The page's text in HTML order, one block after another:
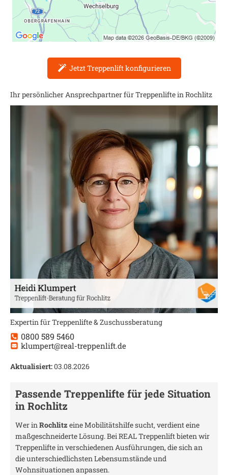
Jetzt Treppenlift konfigurieren
Ihr persönlicher Ansprechpartner für Treppenlifte inRochlitz
Expertin für Treppenlifte & Zuschussberatung
0800 589 5460
klumpert@real-treppenlift.de
Aktualisiert:03.08.2026
Passende Treppenlifte für jede Situation
inRochlitz
Wer inRochlitz eine Mobilitätshilfe sucht, verdient eine
maßgeschneiderte Lösung. Bei REAL Treppenlift bieten wir
Treppenlifte in verschiedenen Ausführungen, die sich an
die unterschiedlichsten Lebensumstände und
Wohnsituationen anpassen.